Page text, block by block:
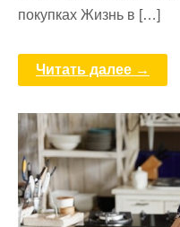
покупках Жизнь в […]
Читать далее →